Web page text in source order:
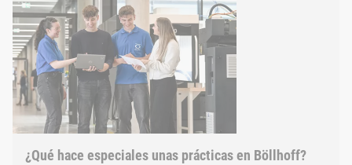
¿Qué hace especiales unas prácticas en Böllhoff?